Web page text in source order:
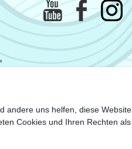
andere uns helfen, diese Website
Cookies und Ihren Rechten als